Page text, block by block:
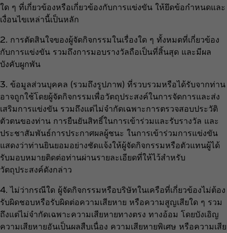
ใด ๆ ที่เกี่ยวข้องหรือเกี่ยวข้องกับการแข่งขัน ให้ยึดข้อกำหนดและ
เงื่อนไขเหล่านี้เป็นหลัก
2. การตัดสินใจของผู้จัดกิจกรรมในเรื่องใด ๆ ทั้งหมดที่เกี่ยวข้อง
กับการแข่งขัน รวมถึงการมอบรางวัลถือเป็นที่สิ้นสุด และมีผล
บังคับผูกพัน
3. ข้อมูลส่วนบุคคล (รวมถึงรูปภาพ) ที่รวบรวมหรือได้รับจากท่าน
อาจถูกใช้โดยผู้จัดกิจกรรมเพื่อวัตถุประสงค์ในการจัดการและส่ง
เสริมการแข่งขัน รวมถึงแต่ไม่จำกัดเฉพาะการตรวจสอบประวัติ
ตัวตนของท่าน การยืนยันสิทธิ์ในการเข้าร่วมและรับรางวัล และ
ประชาสัมพันธ์การประกาศผลผู้ชนะ ในการเข้าร่วมการแข่งขัน
แสดงว่าท่านยินยอมอย่างชัดแจ้งให้ผู้จัดกิจกรรมหรือตัวแทนผู้ได้
รับมอบหมายติดต่อท่านผ่านรายละเอียดที่ให้ไว้สำหรับ
วัตถุประสงค์ดังกล่าว
4. ไม่ว่ากรณีใด ผู้จัดกิจกรรมหรือบริษัทในเครือที่เกี่ยวข้องไม่ต้อง
รับผิดชอบหรือรับผิดต่อความเสียหาย หรือความสูญเสียใด ๆ รวม
ถึงแต่ไม่จำกัดเฉพาะความเสียหายทางตรง ทางอ้อม โดยบังเอิญ
ความเสียหายอันเป็นผลสืบเนื่อง ความเสียหายพิเศษ หรือความเสีย